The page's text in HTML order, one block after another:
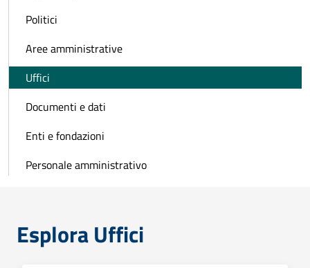
Politici
Aree amministrative
Uffici
Documenti e dati
Enti e fondazioni
Personale amministrativo
Esplora Uffici